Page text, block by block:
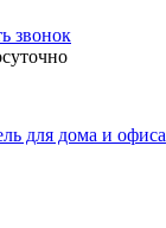
звонок
для дома и офиса